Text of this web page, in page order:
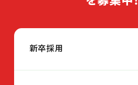
新卒採用